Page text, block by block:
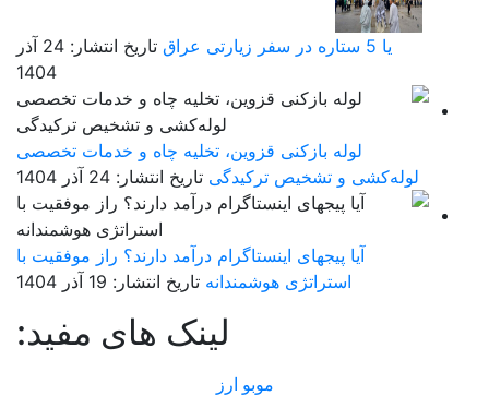
تاریخ انتشار: 24 آذر
1404
لوله بازکنی قزوین، تخلیه چاه و خدمات تخصصی
لوله‌کشی و تشخیص ترکیدگی تاریخ انتشار: 24 آذر 1404
آیا پیجهای اینستاگرام درآمد دارند؟ راز موفقیت با
استراتژی هوشمندانه تاریخ انتشار: 19 آذر 1404
لینک های مفید:
موبو ارز